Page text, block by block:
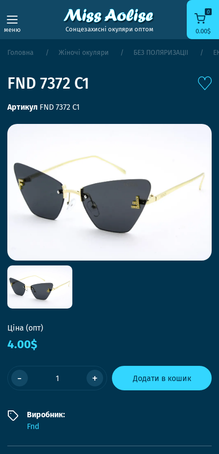
меню Сонцезахисні окуляри оптом
0
0.00$
Головна Жіночі окуляри БЕЗ ПОЛЯРИЗАЦІЇ
FND 7372 C1
Артикул FND 7372 C1
Ціна (опт)
4.00$
- + Додати в кошик
Виробник:
Fnd